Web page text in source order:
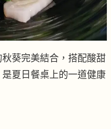
葵完美結合，搭配酸甜
夏日餐桌上的一道健康